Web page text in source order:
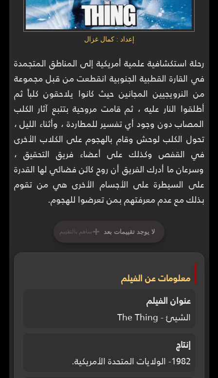
إعداد : كمال غزال
رحلة استكشافية علمية أمريكية إلى المناطق المتجمدة
في القارة القطبية الجنوبية انقطعت من قبل مجموعة
من النرويجيين المجانين حيث كانوا يلاحقون كلباً ثم
أطلقوا النار عليه ، ثم قامت مروحية بتتبع آثار الكلب
المصاب دون وجود أي تفسير للمطاردة ، وأثناء الليل ،
تحول الكلب لوحش وقام بالهجوم على الكلاب الأخرى
في القفص وكذلك على أعضاء فريق التحقيق ،
وسرعان ما أدرك الفريق أن روح كائن فضائي لها القدرة
على السيطرة على الأجسام الأخرى هي من تقوم
بذلك مع عدم معرفتهم بمن تعرضوا للهجوم.
لا يوجد تقييمات بعد +ساهم بالتقييم
معلومات عن الفيلم
عنوان الفيلم
الشيئ - The Thing
إنتاج
1982- الولايات المتحدة الأمريكية.